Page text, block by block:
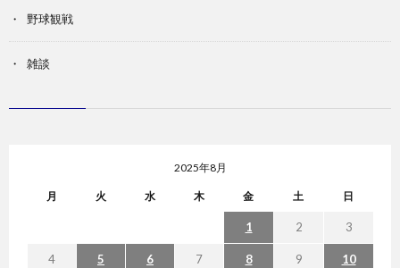
野球観戦
雑談
2025年8月
月 火 水 木 金 土 日
1 2 3
4 5 6 7 8 9 10